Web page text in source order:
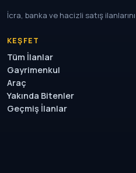
İcra, banka ve hacizli satış
KEŞFET
Tüm İlanlar
Gayrimenkul
Araç
Yakında Bitenler
Geçmiş İlanlar